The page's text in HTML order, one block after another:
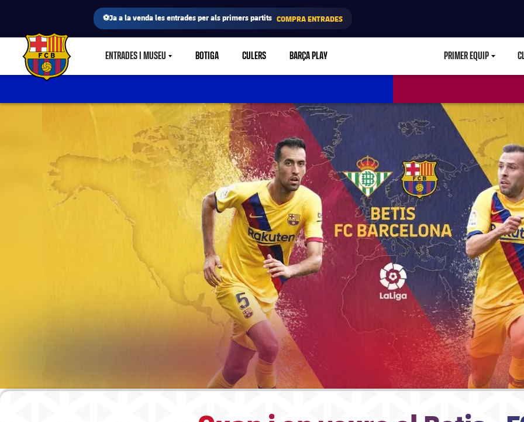
⚽Ja a la venda les entrades per als primers partits COMPRA ENTRADES
FC Barcelona club badge ENTRADES I MUSEULABEL.SHARE.CARETDOWN
BOTIGA CULERS BARÇA PLAY PRIMER EQUIP